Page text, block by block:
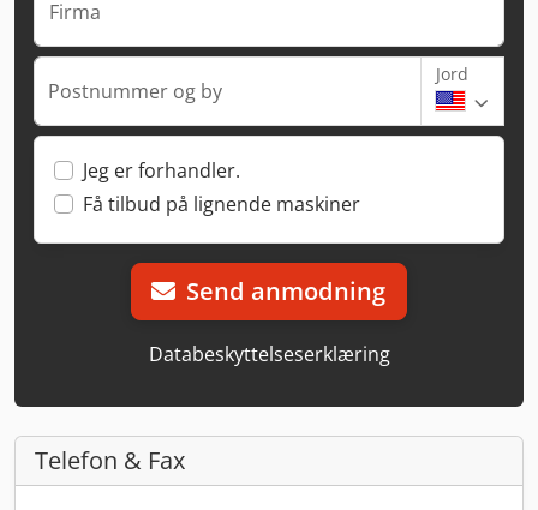
Firma
Postnummer og by
Jord
Jeg er forhandler.
Få tilbud på lignende maskiner
Send anmodning
Databeskyttelseserklæring
Telefon & Fax